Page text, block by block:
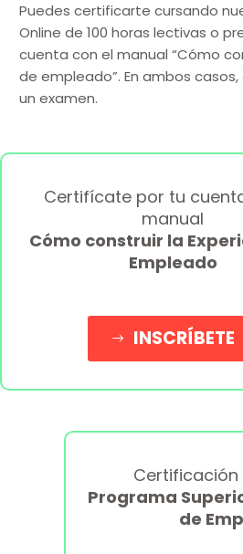
Puedes certificarte cursando
Online de 100 horas lectivas o
cuenta con el manual “Cómo
de empleado”. En ambos
un examen.
Certifícate por tu
manual
Cómo construir la
Empleado
$ INSCRÍBETE
Programa
de